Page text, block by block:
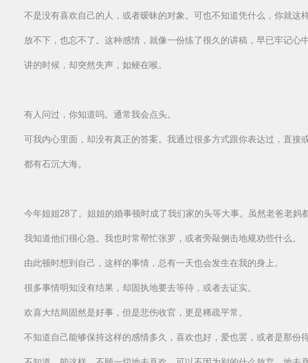
不是没有喜欢自己的人，或者暧昧的对象。可也不知道凭什么，你就这
放不下，也忘不了。这种感情，就像一份练了很久的讲稿，早已牢记心
讲的时候，却突然失声，如鲠在喉。
有人问过，你知道吗。通常我会点头。
可我内心里面，却没有真正的答案。我通过很多方式跟你表达过，直接
都有石沉大海。
今年姐姐28了。姐姐的婚事顿时成了我们家的头等大事。虽然老爸老妈
我知道他们很心急。我也时常帮忙张罗，或者旁敲侧击地规劝些什么。
由此顿时想到自己，这样的事情，总有一天也会发生在我的身上。
很多事情明知没有结果，却固执地要去等待，或者去证实。
欢喜大结局固然是好事，但是悲伤收官，更是稀疏平常。
不知道自己能够保持这样的感情多久，喜欢也好，爱也罢，或者是那份